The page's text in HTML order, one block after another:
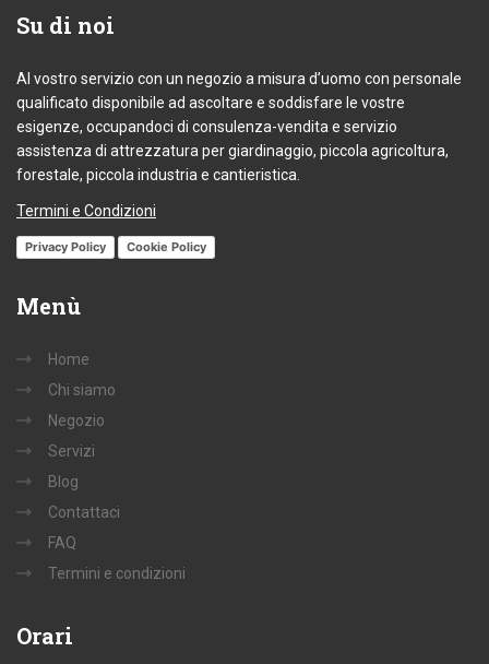
Su di noi
Al vostro servizio con un negozio a misura d’uomo con personale
qualificato disponibile ad ascoltare e soddisfare le vostre
esigenze, occupandoci di consulenza-vendita e servizio
assistenza di attrezzatura per giardinaggio, piccola agricoltura,
forestale, piccola industria e cantieristica.
Termini e Condizioni
Privacy Policy Cookie Policy
Menù
Home
Chi siamo
Negozio
Servizi
Blog
Contattaci
FAQ
Termini e condizioni
Orari